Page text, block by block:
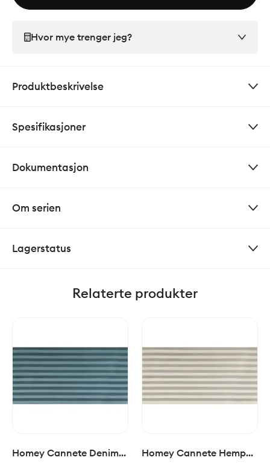
Hvor mye trenger jeg?
Produktbeskrivelse
Spesifikasjoner
Dokumentasjon
Om serien
Lagerstatus
Relaterte produkter
Homey Cannete Denim
Homey Cannete Hemp